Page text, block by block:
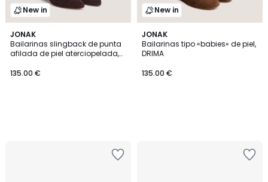
New in
JONAK
Bailarinas slingback de punta
afilada de piel aterciopelada,
135.00 €
New in
JONAK
Bailarinas tipo «babies» de piel,
DRIMA
135.00 €